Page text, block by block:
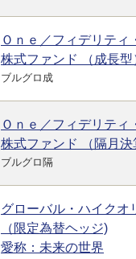
Ｏｎｅ／フィデリティ
株式ファンド （成長型
ブルグロ成
Ｏｎｅ／フィデリティ
株式ファンド （隔月決
ブルグロ隔
グローバル・ハイクオ
（限定為替ヘッジ)
愛称：未来の世界